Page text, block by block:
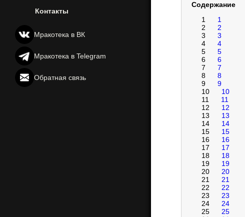
Контакты
Мракотека в ВК
Мракотека в Telegram
Обратная связь
Содержание
1
1
2
2
3
3
4
4
5
5
6
6
7
7
8
8
9
9
10
10
11
11
12
12
13
13
14
14
15
15
16
16
17
17
18
18
19
19
20
20
21
21
22
22
23
23
24
24
25
25